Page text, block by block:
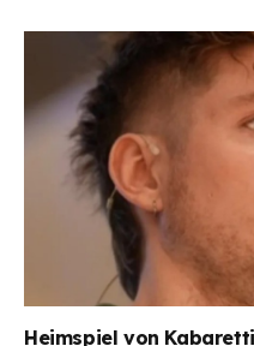
Heimspiel von